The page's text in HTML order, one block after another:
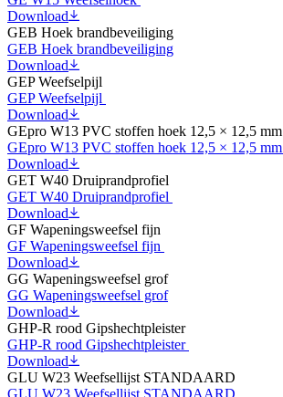
Download
GEB Hoek brandbeveiliging
GEB Hoek brandbeveiliging
Download
GEP Weefselpijl
GEP Weefselpijl
Download
GEpro W13 PVC stoffen hoek 12,5 × 12,5 mm
GEpro W13 PVC stoffen hoek 12,5 × 12,5 mm
Download
GET W40 Druiprandprofiel
GET W40 Druiprandprofiel
Download
GF Wapeningsweefsel fijn
GF Wapeningsweefsel fijn
Download
GG Wapeningsweefsel grof
GG Wapeningsweefsel grof
Download
GHP-R rood Gipshechtpleister
GHP-R rood Gipshechtpleister
Download
GLU W23 Weefsellijst STANDAARD
GLU W23 Weefsellijst STANDAARD